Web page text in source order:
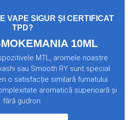
VAPE SIGUR ȘI CERTIFICAT
TPD?
10ML
MTL, aromele noastre
sau Smooth RY sunt special
o satisfacție similară fumatului
aromatică superioară și
fără gudron.